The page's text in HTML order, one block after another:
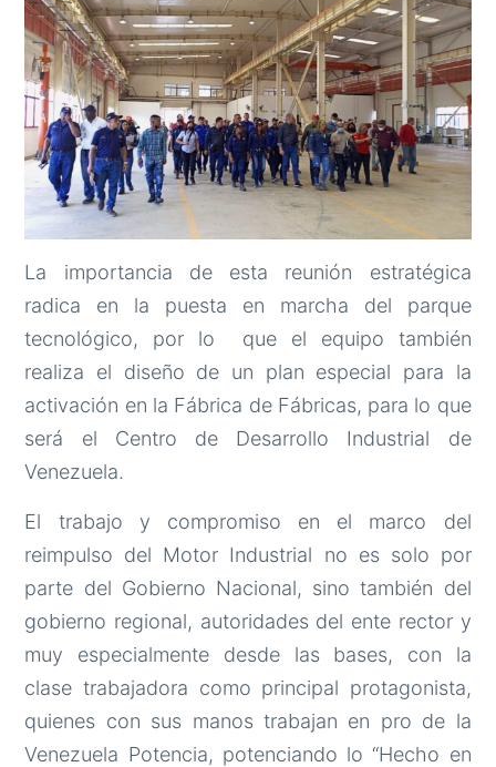
La importancia de esta reunión estratégica
radica en la puesta en marcha del parque
tecnológico, por lo que el equipo también
realiza el diseño de un plan especial para la
activación en la Fábrica de Fábricas, para lo que
será el Centro de Desarrollo Industrial de
Venezuela.
El trabajo y compromiso en el marco del
reimpulso del Motor Industrial no es solo por
parte del Gobierno Nacional, sino también del
gobierno regional, autoridades del ente rector y
muy especialmente desde las bases, con la
clase trabajadora como principal protagonista,
quienes con sus manos trabajan en pro de la
Venezuela Potencia, potenciando lo “Hecho en